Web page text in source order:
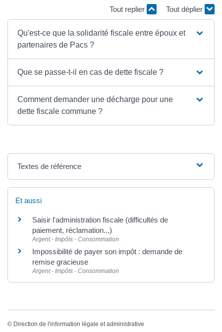
Tout replier Tout déplier
Qu'est-ce que la solidarité fiscale entre époux et
partenaires de Pacs ?
Que se passe-t-il en cas de dette fiscale ?
Comment demander une décharge pour une
dette fiscale commune ?
Textes de référence
Et aussi
Saisir l'administration fiscale (difficultés de
paiement, réclamation...)
Argent - Impôts - Consommation
Impossibilité de payer son impôt : demande de
remise gracieuse
Argent - Impôts - Consommation
© Direction de l'information légale et administrative